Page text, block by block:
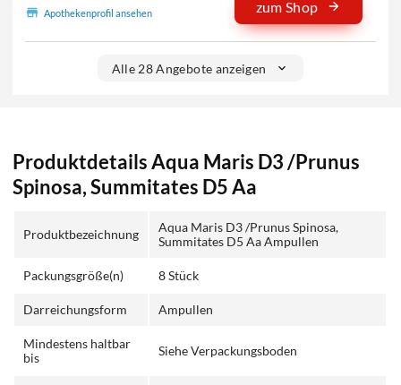
Apothekenprofil ansehen zum Shop
Alle 28 Angebote anzeigen
Produktdetails Aqua Maris D3 /Prunus
Spinosa, Summitates D5 Aa
Produktbezeichnung
Aqua Maris D3 /Prunus Spinosa,
Summitates D5 Aa Ampullen
Packungsgröße(n) 8 Stück
Darreichungsform Ampullen
Mindestens haltbar
bis
Siehe Verpackungsboden